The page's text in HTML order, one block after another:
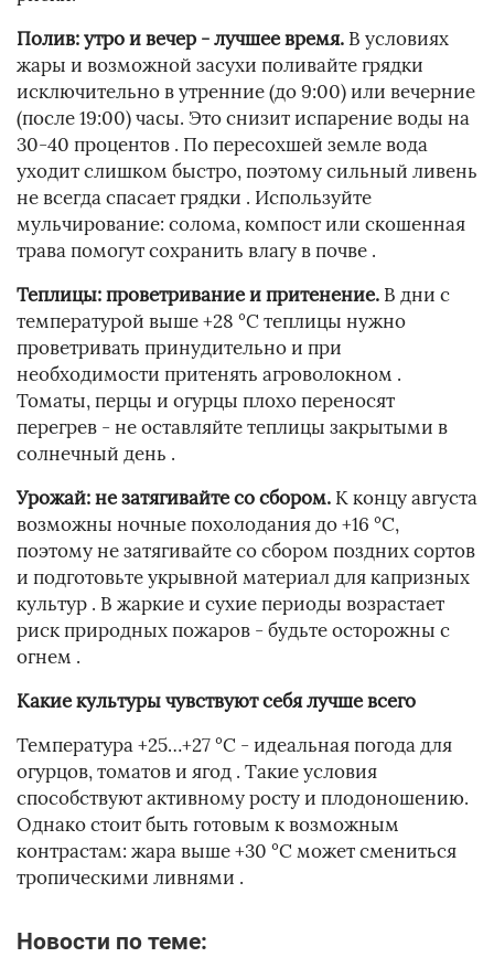
Полив: утро и вечер - лучшее время. В условиях
жары и возможной засухи поливайте грядки
исключительно в утренние (до 9:00) или вечерние
(после 19:00) часы. Это снизит испарение воды на
30-40 процентов . По пересохшей земле вода
уходит слишком быстро, поэтому сильный ливень
не всегда спасает грядки . Используйте
мульчирование: солома, компост или скошенная
трава помогут сохранить влагу в почве .
Теплицы: проветривание и притенение. В дни с
температурой выше +28 °C теплицы нужно
проветривать принудительно и при
необходимости притенять агроволокном .
Томаты, перцы и огурцы плохо переносят
перегрев - не оставляйте теплицы закрытыми в
солнечный день .
Урожай: не затягивайте со сбором. К концу августа
возможны ночные похолодания до +16 °C,
поэтому не затягивайте со сбором поздних сортов
и подготовьте укрывной материал для капризных
культур . В жаркие и сухие периоды возрастает
риск природных пожаров - будьте осторожны с
огнем .
Какие культуры чувствуют себя лучше всего
Температура +25…+27 °C - идеальная погода для
огурцов, томатов и ягод . Такие условия
способствуют активному росту и плодоношению.
Однако стоит быть готовым к возможным
контрастам: жара выше +30 °C может смениться
тропическими ливнями .
Новости по теме: